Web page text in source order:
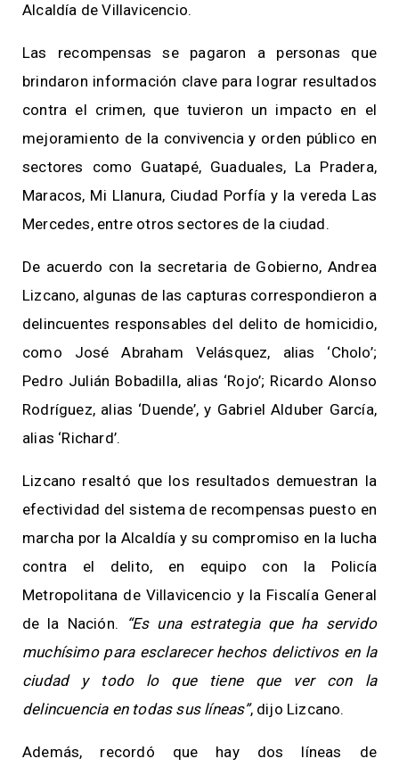
Alcaldía de Villavicencio.
Las recompensas se pagaron a personas que
brindaron información clave para lograr resultados
contra el crimen, que tuvieron un impacto en el
mejoramiento de la convivencia y orden público en
sectores como Guatapé, Guaduales, La Pradera,
Maracos, Mi Llanura, Ciudad Porfía y la vereda Las
Mercedes, entre otros sectores de la ciudad.
De acuerdo con la secretaria de Gobierno, Andrea
Lizcano, algunas de las capturas correspondieron a
delincuentes responsables del delito de homicidio,
como José Abraham Velásquez, alias ‘Cholo’;
Pedro Julián Bobadilla, alias ‘Rojo’; Ricardo Alonso
Rodríguez, alias ‘Duende’, y Gabriel Alduber García,
alias ‘Richard’.
Lizcano resaltó que los resultados demuestran la
efectividad del sistema de recompensas puesto en
marcha por la Alcaldía y su compromiso en la lucha
contra el delito, en equipo con la Policía
Metropolitana de Villavicencio y la Fiscalía General
de la Nación.
“Es una estrategia que ha servido
muchísimo para esclarecer hechos delictivos en la
ciudad y todo lo que tiene que ver con la
delincuencia en todas sus líneas”, dijo Lizcano.
Además, recordó que hay dos líneas de